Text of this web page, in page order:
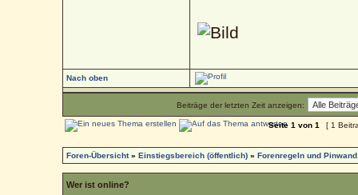
Nach oben
Beiträge der letzten Zeit anzeigen:
Seite1 von1 [ 1
Foren-Übersicht»Einstiegsbereich (öffentlich) »Forenregeln und Pinwand
Wer ist online?